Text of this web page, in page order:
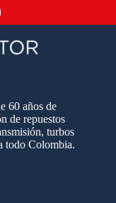
60 años de
de repuestos
turbos
todo Colombia.